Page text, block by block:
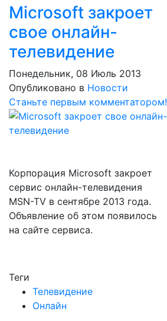
Microsoft закроет
свое онлайн-
телевидение
Понедельник, 08 Июль 2013
Опубликовано в Новости
Станьте первым комментатором!
Корпорация Microsoft закроет
сервис онлайн-телевидения
MSN-TV в сентябре 2013 года.
Объявление об этом появилось
на сайте сервиса.
Теги
Телевидение
Онлайн